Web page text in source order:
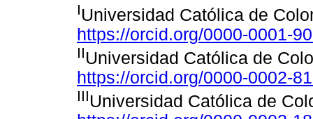
IUniversidad Católica de
https://orcid.org/0000-0001-
IIUniversidad Católica de
https://orcid.org/0000-0002-
IIIUniversidad Católica de